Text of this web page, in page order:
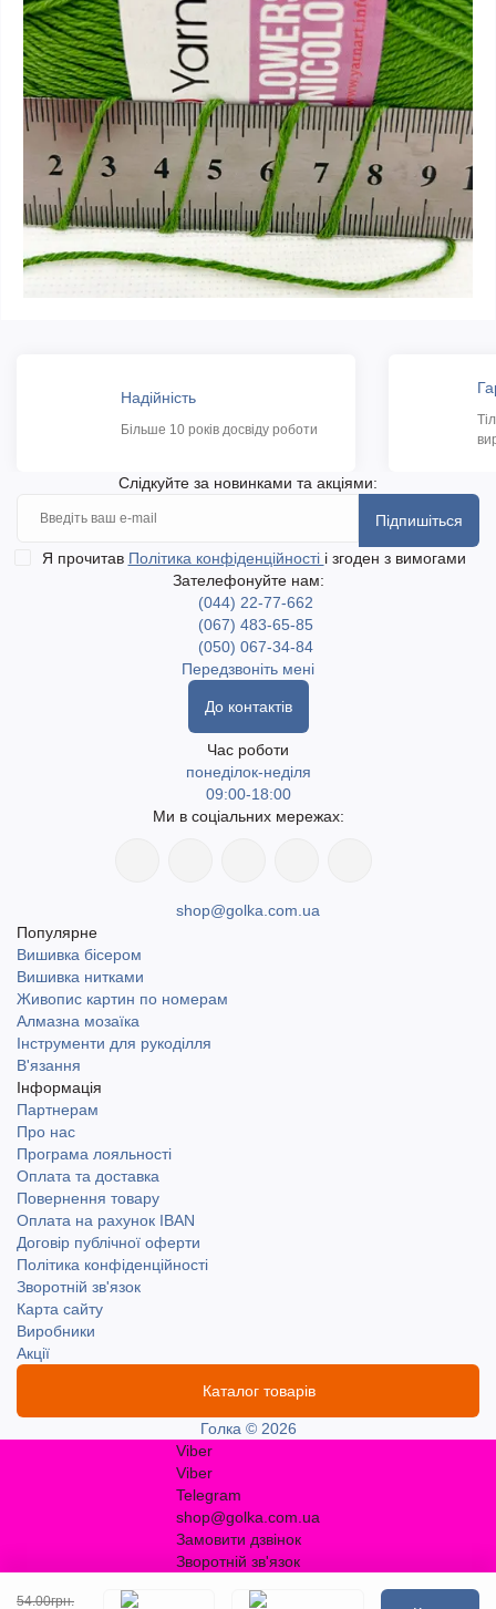
54.00грн.
Надійність
Більше 10 років досвіду роботи
Слідкуйте за новинками та акціями:
Підпишіться
Я прочитав Політика конфіденційності і згоден з вимогами
Зателефонуйте нам:
(044) 22-77-662
(067) 483-65-85
(050) 067-34-84
Передзвоніть мені
До контактів
Час роботи
понеділок-неділя
09:00-18:00
Ми в соціальних мережах:
shop@golka.com.ua
Популярне
Вишивка бісером
Вишивка нитками
Живопис картин по номерам
Алмазна мозаїка
Інструменти для рукоділля
В'язання
Інформація
Партнерам
Про нас
Програма лояльності
Оплата та доставка
Повернення товару
Оплата на рахунок IBAN
Договір публічної оферти
Політика конфіденційності
Зворотній зв'язок
Карта сайту
Виробники
Акції
Каталог товарів
Голка © 2026
Viber
Viber
Telegram
shop@golka.com.ua
Замовити дзвінок
Зворотній зв'язок